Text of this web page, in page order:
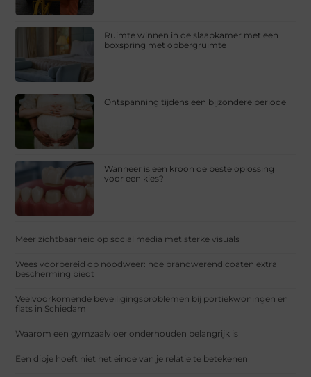
Ruimte winnen in de slaapkamer met een
boxspring met opbergruimte
Ontspanning tijdens een bijzondere periode
Wanneer is een kroon de beste oplossing
voor een kies?
Meer zichtbaarheid op social media met sterke visuals
Wees voorbereid op noodweer: hoe brandwerend coaten extra
bescherming biedt
Veelvoorkomende beveiligingsproblemen bij portiekwoningen en
flats in Schiedam
Waarom een gymzaalvloer onderhouden belangrijk is
Een dipje hoeft niet het einde van je relatie te betekenen